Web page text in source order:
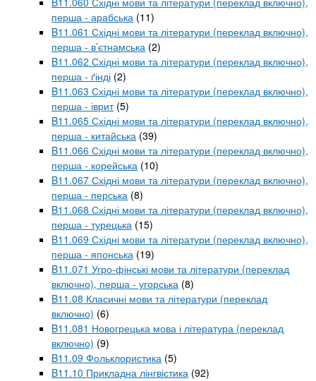
перша - арабська (11)
B11.061 Східні мови та літератури (переклад включно),
перша - в’єтнамська (2)
B11.062 Східні мови та літератури (переклад включно),
перша - ґінді (2)
B11.063 Східні мови та літератури (переклад включно),
перша - іврит (5)
B11.065 Східні мови та літератури (переклад включно),
перша - китайська (39)
B11.066 Східні мови та літератури (переклад включно),
перша - корейська (10)
B11.067 Східні мови та літератури (переклад включно),
перша - перська (8)
B11.068 Східні мови та літератури (переклад включно),
перша - турецька (15)
B11.069 Східні мови та літератури (переклад включно),
перша - японська (19)
B11.071 Угро-фінські мови та літератури (переклад
включно), перша - угорська (8)
B11.08 Класичні мови та літератури (переклад
включно) (6)
B11.081 Новогрецька мова і література (переклад
включно) (9)
B11.09 Фольклористика (5)
B11.10 Прикладна лінгвістика (92)